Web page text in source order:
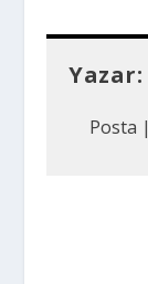
Yazar:
Posta |